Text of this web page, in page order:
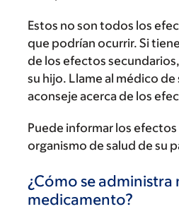
Estos no son todos los
que podrían ocurrir. Si
de los efectos
su hijo. Llame al médico de
aconseje acerca de los
Puede informar los efectos
organismo de salud de su
¿Cómo se administra
medicamento?